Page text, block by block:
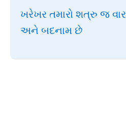
ખરેખર તમારો શત્રુ જ
અને બદનામ છે